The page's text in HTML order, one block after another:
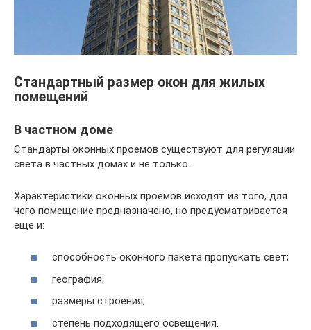
Стандартный размер окон для жилых
помещений
В частном доме
Стандарты оконных проемов существуют для регуляции
света в частных домах и не только.
Характеристики оконных проемов исходят из того, для
чего помещение предназначено, но предусматривается
еще и:
способность оконного пакета пропускать свет;
география;
размеры строения;
степень подходящего освещения.